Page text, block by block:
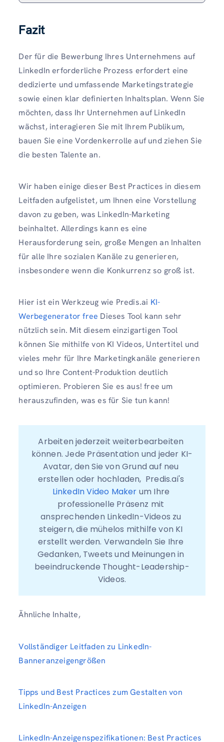
Fazit
Der für die Bewerbung Ihres Unternehmens auf
LinkedIn erforderliche Prozess erfordert eine
dedizierte und umfassende Marketingstrategie
sowie einen klar definierten Inhaltsplan. Wenn Sie
möchten, dass Ihr Unternehmen auf LinkedIn
wächst, interagieren Sie mit Ihrem Publikum,
bauen Sie eine Vordenkerrolle auf und ziehen Sie
die besten Talente an.
Wir haben einige dieser Best Practices in diesem
Leitfaden aufgelistet, um Ihnen eine Vorstellung
davon zu geben, was LinkedIn-Marketing
beinhaltet. Allerdings kann es eine
Herausforderung sein, große Mengen an Inhalten
für alle Ihre sozialen Kanäle zu generieren,
insbesondere wenn die Konkurrenz so groß ist.
Hier ist ein Werkzeug wie Predis.ai KI-
Werbegenerator free Dieses Tool kann sehr
nützlich sein. Mit diesem einzigartigen Tool
können Sie mithilfe von KI Videos, Untertitel und
vieles mehr für Ihre Marketingkanäle generieren
und so Ihre Content-Produktion deutlich
optimieren. Probieren Sie es aus! free um
herauszufinden, was es für Sie tun kann!
Arbeiten jederzeit weiterbearbeiten
können. Jede Präsentation und jeder KI-
Avatar, den Sie von Grund auf neu
LinkedIn Video Maker um Ihre
professionelle Präsenz mit
ansprechenden LinkedIn-Videos zu
steigern, die mühelos mithilfe von KI
erstellt werden. Verwandeln Sie Ihre
Gedanken, Tweets und Meinungen in
beeindruckende Thought-Leadership-
Videos.
Ähnliche Inhalte,
Vollständiger Leitfaden zu LinkedIn-
Banneranzeigengrößen
Tipps und Best Practices zum Gestalten von
LinkedIn-Anzeigen
LinkedIn-Anzeigenspezifikationen: Best Practices